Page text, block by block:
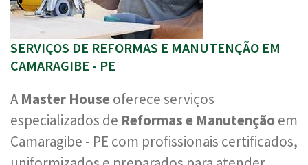
SERVIÇOS DE REFORMAS E MANUTENÇÃO EM
CAMARAGIBE - PE
AMaster House oferece serviços
especializados de Reformas e Manutenção em
Camaragibe - PE com profissionais certificados,